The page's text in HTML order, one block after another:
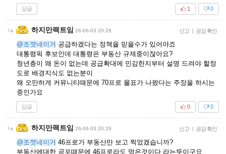
답글 0
1
하지만팩트임 26-06-03 20:28 신고 | 공감 확인
@조졋네이거 공급하겠다는 정책을 믿을수가 있어야죠
대통령픽 후보인데 대통령은 부동산 규제중이잖아요?
청년층이 왜 돈이 없는데 공급확대에 민감한지부터 설명 드려야 할정
도로 배경지식도 없는분이
왜 오만하게 커뮤니티때문에 70프로 몰표가 나왔다는 주장을 하시는
중인가요
답글 0
0
하지만팩트임 26-06-03 20:29 신고 | 공감 확인
@조졋네이거 46프로가 부동산만 보고 찍었겠습니까?
부동산에대한 공포때문에 46프로라도 먹은것이다 라는뜻이구요